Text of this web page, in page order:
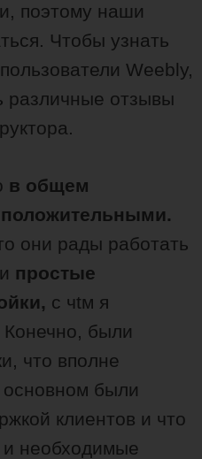
поэтому наши
Чтобы узнать
Weebly,
различные отзывы
в общем
они рады работать
простые
с чtм я
Конечно, были
что вполне
были
клиентов и что
необходимые